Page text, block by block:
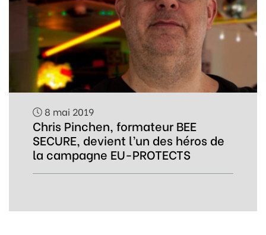
8 mai 2019
Chris Pinchen, formateur BEE
SECURE, devient l’un des héros de
la campagne EU-PROTECTS